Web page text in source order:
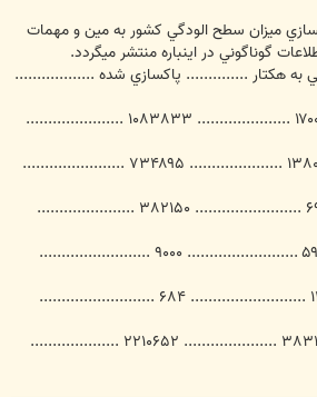
ميزان سطح الودگي كشور به مين و مهمات
گوناگوني در اينباره منتشر ميگردد.
به هكتار .............. پاكسازي شده ..................
ايلام ......................... ۱۷۰۰۰۰۰ ..................... ۱۰۸۳۸۳۳ ......................
خوزستان ................... ۱۳۸۰۰۰۰ ..................... ۷۳۴۸۹۵ .......................
كرمانشاه .................. ۶۹۱۰۰۰ ........................ ۳۸۲۱۵۰ ......................
اذربايجان غربي ........... ۵۹۰۰۰ ......................... ۹۰۰۰ .........................
كردستان ................... ۱۴۸۰ .......................... ۶۸۴ ..........................
جمع ........................ ۳۸۳۱۴۸۰ ..................... ۲۲۱۰۶۵۲ ....................